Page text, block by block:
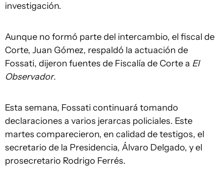
investigación.
Aunque no formó parte del intercambio, el fiscal de
Corte, Juan Gómez, respaldó la actuación de
Fossati, dijeron fuentes de Fiscalía de Corte a El
Observador.
Esta semana, Fossati continuará tomando
declaraciones a varios jerarcas policiales. Este
martes comparecieron, en calidad de testigos, el
secretario de la Presidencia, Álvaro Delgado, y el
prosecretario Rodrigo Ferrés.